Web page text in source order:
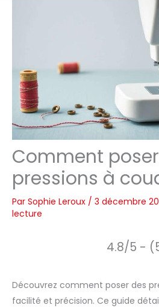
Comment
pressions à
Par Sophie Leroux / 3 décembre
lecture
4.8/5 -
Découvrez comment poser des
facilité et précision. Ce guide